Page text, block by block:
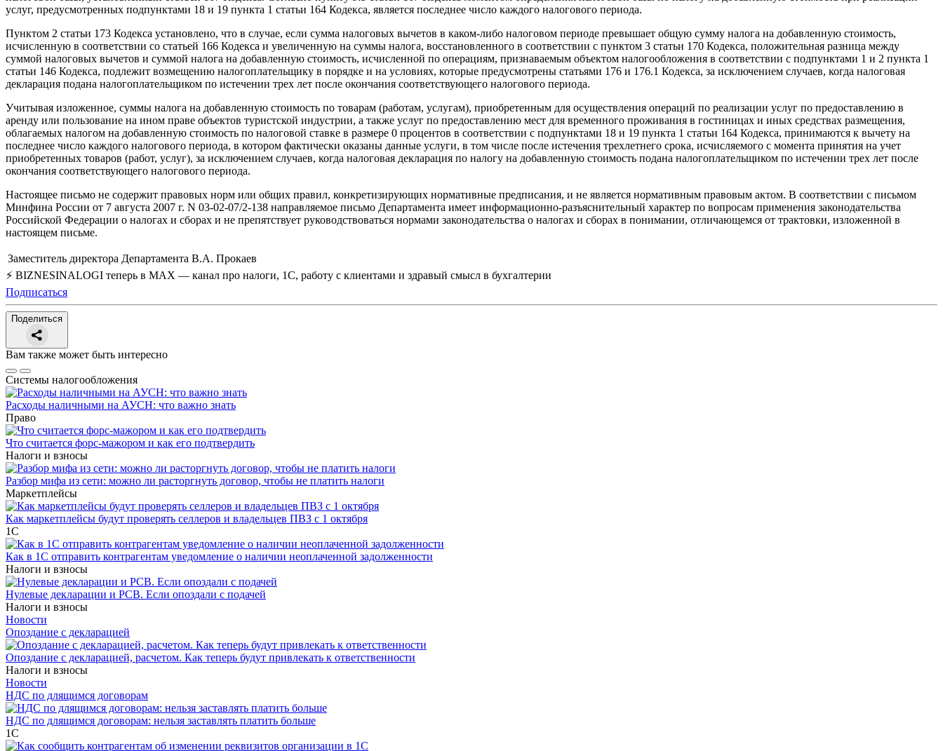
услуг, предусмотренных подпунктами 18 и 19 пункта 1 статьи 164 Кодекса, является последнее число каждого налогового периода.
Пунктом 2 статьи 173 Кодекса установлено, что в случае, если сумма налоговых вычетов в каком-либо налоговом периоде превышает общую сумму налога на добавленную стоимость,
исчисленную в соответствии со статьей 166 Кодекса и увеличенную на суммы налога, восстановленного в соответствии с пунктом 3 статьи 170 Кодекса, положительная разница между
суммой налоговых вычетов и суммой налога на добавленную стоимость, исчисленной по операциям, признаваемым объектом налогообложения в соответствии с подпунктами 1 и 2 пункта 1
статьи 146 Кодекса, подлежит возмещению налогоплательщику в порядке и на условиях, которые предусмотрены статьями 176 и 176.1 Кодекса, за исключением случаев, когда налоговая
декларация подана налогоплательщиком по истечении трех лет после окончания соответствующего налогового периода.
Учитывая изложенное, суммы налога на добавленную стоимость по товарам (работам, услугам), приобретенным для осуществления операций по реализации услуг по предоставлению в
аренду или пользование на ином праве объектов туристской индустрии, а также услуг по предоставлению мест для временного проживания в гостиницах и иных средствах размещения,
облагаемых налогом на добавленную стоимость по налоговой ставке в размере 0 процентов в соответствии с подпунктами 18 и 19 пункта 1 статьи 164 Кодекса, принимаются к вычету на
последнее число каждого налогового периода, в котором фактически оказаны данные услуги, в том числе после истечения трехлетнего срока, исчисляемого с момента принятия на учет
приобретенных товаров (работ, услуг), за исключением случаев, когда налоговая декларация по налогу на добавленную стоимость подана налогоплательщиком по истечении трех лет после
окончания соответствующего налогового периода.
Настоящее письмо не содержит правовых норм или общих правил, конкретизирующих нормативные предписания, и не является нормативным правовым актом. В соответствии с письмом
Минфина России от 7 августа 2007 г. N 03-02-07/2-138 направляемое письмо Департамента имеет информационно-разъяснительный характер по вопросам применения законодательства
Российской Федерации о налогах и сборах и не препятствует руководствоваться нормами законодательства о налогах и сборах в понимании, отличающемся от трактовки, изложенной в
настоящем письме.
Заместитель директора Департамента В.А. Прокаев
⚡ BIZNESINALOGI теперь в MAX — канал про налоги, 1С, работу с клиентами и здравый смысл в бухгалтерии
Подписаться
Поделиться
Вам также может быть интересно
Системы налогообложения
Расходы наличными на АУСН: что важно знать
Право
Что считается форс-мажором и как его подтвердить
Налоги и взносы
Разбор мифа из сети: можно ли расторгнуть договор, чтобы не платить налоги
Маркетплейсы
Как маркетплейсы будут проверять селлеров и владельцев ПВЗ с 1 октября
1С
Как в 1С отправить контрагентам уведомление о наличии неоплаченной задолженности
Налоги и взносы
Нулевые декларации и РСВ. Если опоздали с подачей
Налоги и взносы
Новости
Опоздание с декларацией
Опоздание с декларацией, расчетом. Как теперь будут привлекать к ответственности
Налоги и взносы
Новости
НДС по длящимся договорам
НДС по длящимся договорам: нельзя заставлять платить больше
1С